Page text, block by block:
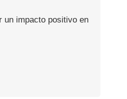
un impacto positivo en